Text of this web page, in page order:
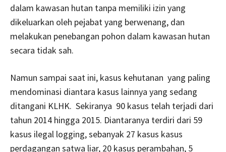
dalam kawasan hutan tanpa memiliki izin yang
dikeluarkan oleh pejabat yang berwenang, dan
melakukan penebangan pohon dalam kawasan hutan
secara tidak sah.
Namun sampai saat ini, kasus kehutanan yang paling
mendominasi diantara kasus lainnya yang sedang
ditangani KLHK. Sekiranya 90 kasus telah terjadi dari
tahun 2014 hingga 2015. Diantaranya terdiri dari 59
kasus ilegal logging, sebanyak 27 kasus kasus
perdagangan satwa liar, 20 kasus perambahan, 5